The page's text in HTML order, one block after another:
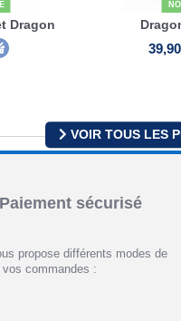
Dragon
VOIR TOUS LES
Paiement sécurisé
propose différents modes de
vos commandes :